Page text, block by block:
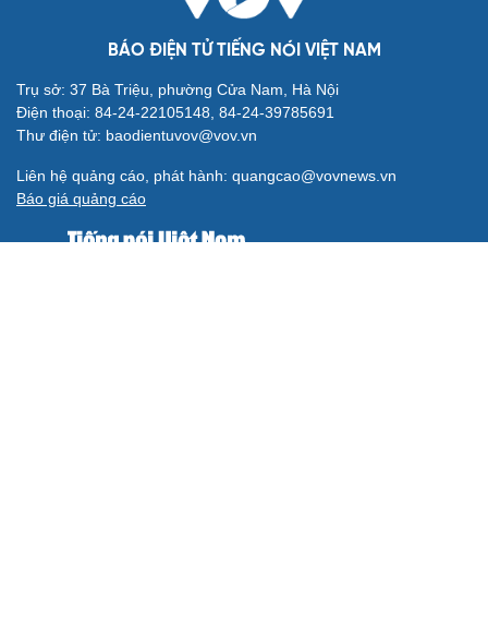
BÁO ĐIỆN TỬ TIẾNG NÓI VIỆT NAM
Trụ sở: 37 Bà Triệu, phường Cửa Nam, Hà Nội
Điện thoại: 84-24-22105148, 84-24-39785691
Thư điện tử: baodientuvov@vov.vn
Liên hệ quảng cáo, phát hành: quangcao@vovnews.vn
Báo giá quảng cáo